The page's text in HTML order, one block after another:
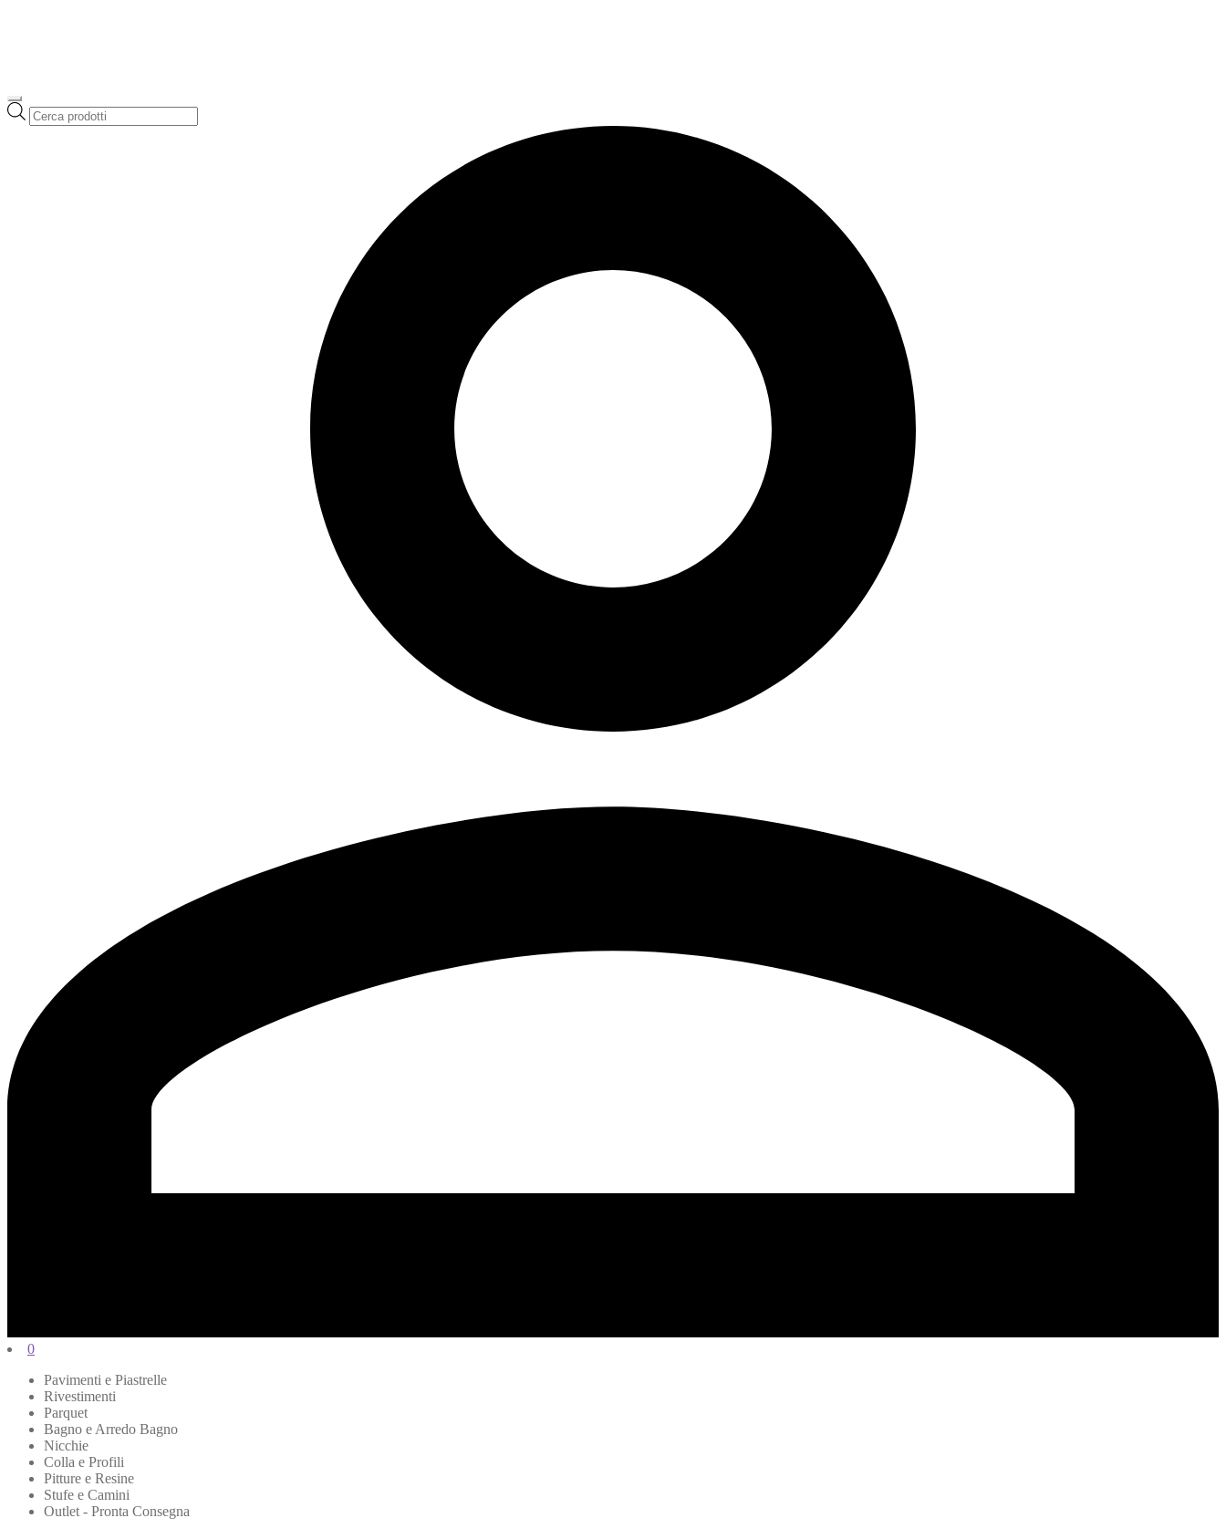
Ricerca
prodotti
0
Pavimenti e Piastrelle
Rivestimenti
Parquet
Bagno e Arredo Bagno
Nicchie
Colla e Profili
Pitture e Resine
Stufe e Camini
Outlet - Pronta Consegna